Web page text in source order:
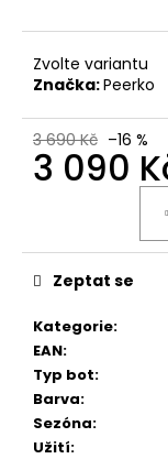
Zvolte variantu
Značka:Peerko
3 690 Kč –16 %
3 090
Kategorie:
EAN:
Typ bot:
Barva:
Sezóna:
Užití:
Zeptat se
o
o
u
č
u
SUEDE
(VELOUR)
NUBUCK
SPRAY
200
ML,
01